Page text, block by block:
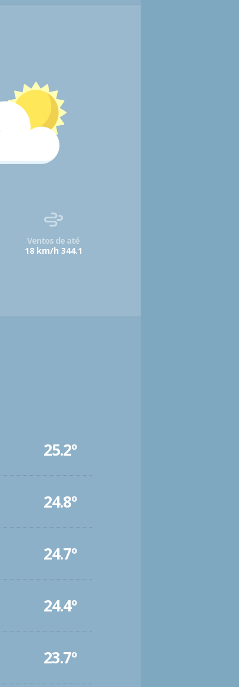
Ventos de até
18 km/h 344.1
25.2º
24.8º
24.7º
24.4º
23.7º